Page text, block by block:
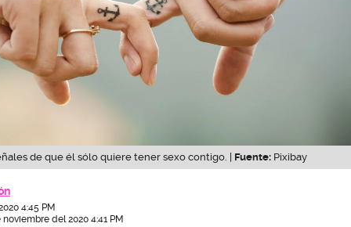
de que él sólo quiere tener sexo contigo. | Fuente: Pixibay
4:45 PM
del 2020 4:41 PM